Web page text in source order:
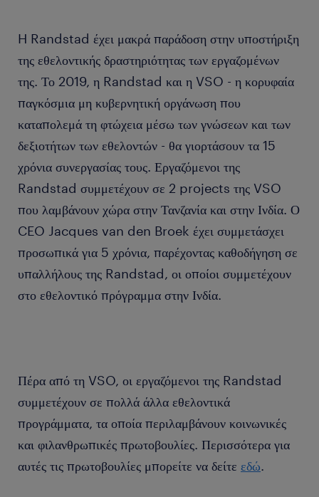
H Randstad έχει μακρά παράδοση στην υποστήριξη
της εθελοντικής δραστηριότητας των εργαζομένων
της. Το 2019, η Randstad και η VSO - η κορυφαία
παγκόσμια μη κυβερνητική οργάνωση που
καταπολεμά τη φτώχεια μέσω των γνώσεων και των
δεξιοτήτων των εθελοντών - θα γιορτάσουν τα 15
χρόνια συνεργασίας τους. Εργαζόμενοι της
Randstad συμμετέχουν σε 2 projects της VSO
που λαμβάνουν χώρα στην Τανζανία και στην Ινδία. Ο
CEO Jacques van den Broek έχει συμμετάσχει
προσωπικά για 5 χρόνια, παρέχοντας καθοδήγηση σε
υπαλλήλους της Randstad, οι οποίοι συμμετέχουν
στο εθελοντικό πρόγραμμα στην Ινδία.
Πέρα από τη VSO, οι εργαζόμενοι της Randstad
συμμετέχουν σε πολλά άλλα εθελοντικά
προγράμματα, τα οποία περιλαμβάνουν κοινωνικές
και φιλανθρωπικές πρωτοβουλίες. Περισσότερα για
αυτές τις πρωτοβουλίες μπορείτε να δείτε εδώ.